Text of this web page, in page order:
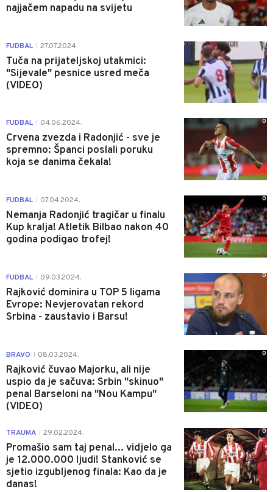
najjačem napadu na svijetu
FUDBAL 27.07.2024.
Tuča na prijateljskoj utakmici:
"Sijevale" pesnice usred meča
(VIDEO)
0
FUDBAL 04.06.2024.
Crvena zvezda i Radonjić - sve je
spremno: Španci poslali poruku
koja se danima čekala!
0
FUDBAL 07.04.2024.
Nemanja Radonjić tragičar u finalu
Kup kralja! Atletik Bilbao nakon 40
godina podigao trofej!
0
FUDBAL 09.03.2024.
Rajković dominira u TOP 5 ligama
Evrope: Nevjerovatan rekord
Srbina - zaustavio i Barsu!
0
BRAVO 08.03.2024.
Rajković čuvao Majorku, ali nije
uspio da je sačuva: Srbin "skinuo"
penal Barseloni na "Nou Kampu"
(VIDEO)
0
TRAUMA 29.02.2024.
Promašio sam taj penal... vidjelo ga
je 12.000.000 ljudi! Stanković se
sjetio izgubljenog finala: Kao da je
danas!
0